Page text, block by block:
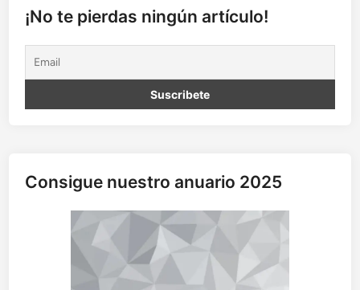
s
e
a
n
i
t
¡No te pierdas ningún artículo!
Consigue nuestro anuario 2025